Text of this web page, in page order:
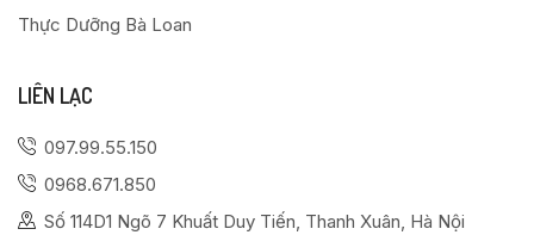
Thực Dưỡng Bà Loan
LIÊN LẠC
097.99.55.150
0968.671.850
Số 114D1 Ngõ 7 Khuất Duy Tiến, Thanh Xuân, Hà Nội